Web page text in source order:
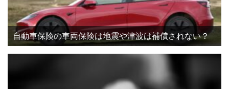
自動車保険の車両保険は地震や津波は補償されない？